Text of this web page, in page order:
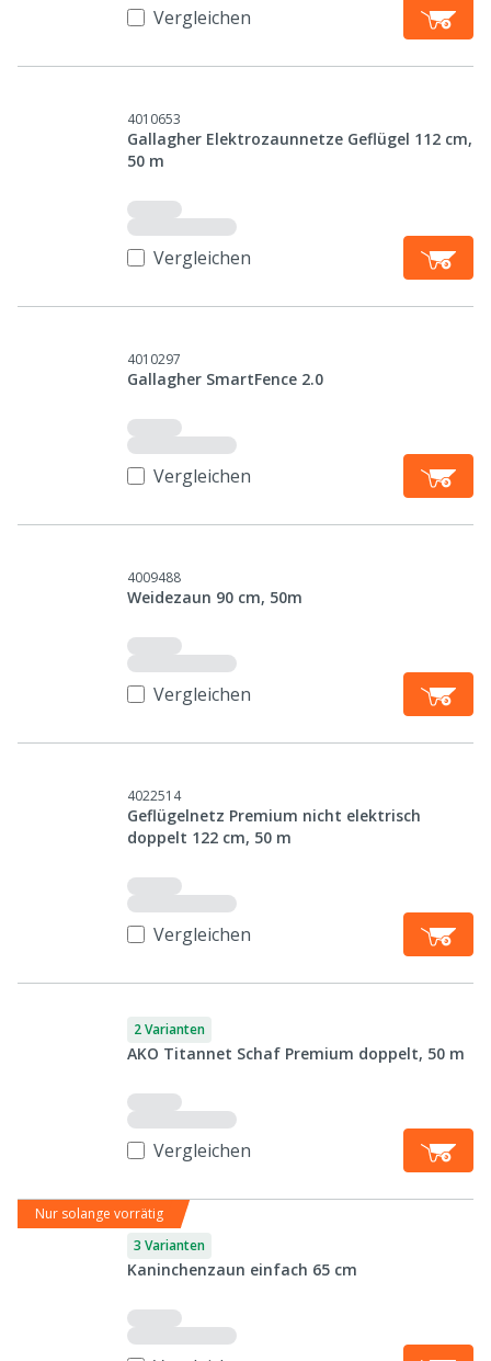
Vergleichen
4010653
Gallagher Elektrozaunnetze Geflügel 112 cm,
50 m
Vergleichen
4010297
Gallagher SmartFence 2.0
Vergleichen
4009488
Weidezaun 90 cm, 50m
Vergleichen
4022514
Geflügelnetz Premium nicht elektrisch
doppelt 122 cm, 50 m
Vergleichen
2 Varianten
AKO Titannet Schaf Premium doppelt, 50 m
Vergleichen
Nur solange vorrätig
3 Varianten
Kaninchenzaun einfach 65 cm